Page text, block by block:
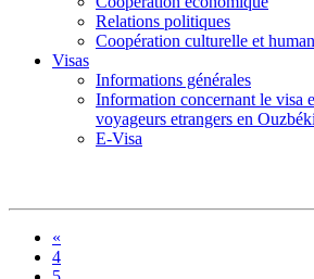
Relations politiques
Coopération culturelle et
Visas
Informations générales
Information concernant le visa
voyageurs etrangers en
E-Visa
«
4